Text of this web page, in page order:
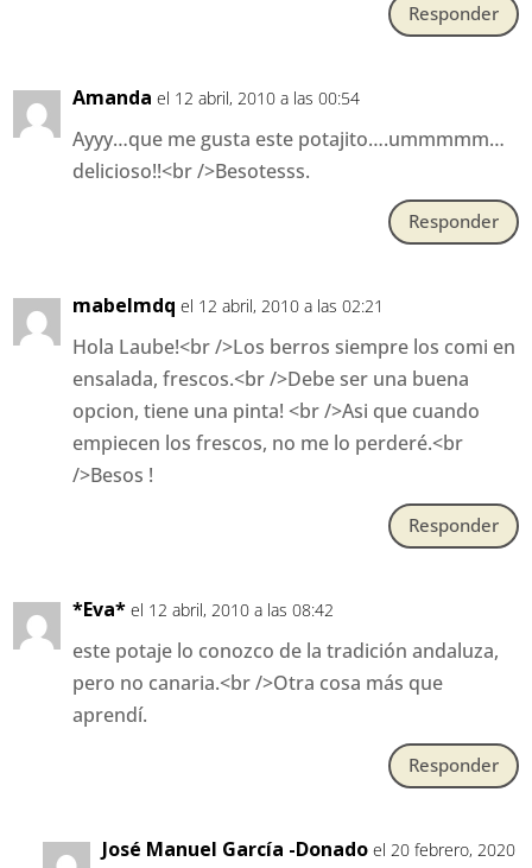
Responder
Amanda el 12 abril, 2010 a las 00:54
Ayyy…que me gusta este potajito….ummmmm…
delicioso!!<br />Besotesss.
Responder
mabelmdq el 12 abril, 2010 a las 02:21
Hola Laube!<br />Los berros siempre los comi en
ensalada, frescos.<br />Debe ser una buena
opcion, tiene una pinta! <br />Asi que cuando
empiecen los frescos, no me lo perderé.<br
/>Besos !
Responder
*Eva* el 12 abril, 2010 a las 08:42
este potaje lo conozco de la tradición andaluza,
pero no canaria.<br />Otra cosa más que
aprendí.
Responder
José Manuel García -Donado el 20 febrero, 2020